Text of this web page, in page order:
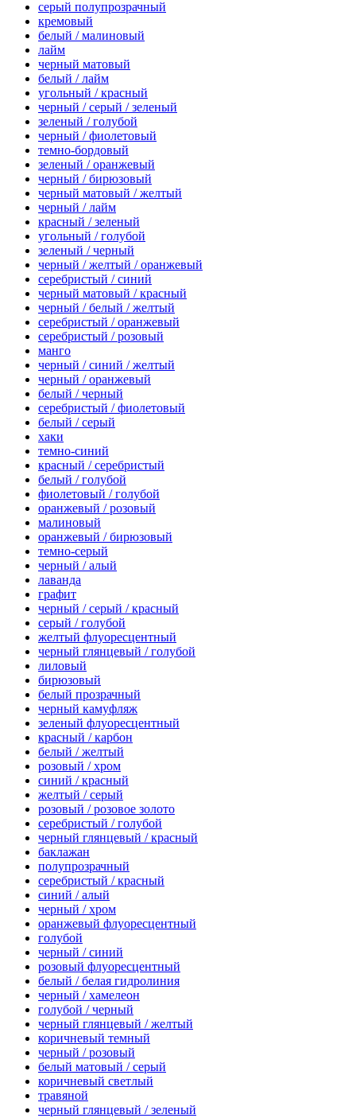
серый полупрозрачный
кремовый
белый / малиновый
лайм
черный матовый
белый / лайм
угольный / красный
черный / серый / зеленый
зеленый / голубой
черный / фиолетовый
темно-бордовый
зеленый / оранжевый
черный / бирюзовый
черный матовый / желтый
черный / лайм
красный / зеленый
угольный / голубой
зеленый / черный
черный / желтый / оранжевый
серебристый / синий
черный матовый / красный
черный / белый / желтый
серебристый / оранжевый
серебристый / розовый
манго
черный / синий / желтый
черный / оранжевый
белый / черный
серебристый / фиолетовый
белый / серый
хаки
темно-синий
красный / серебристый
белый / голубой
фиолетовый / голубой
оранжевый / розовый
малиновый
оранжевый / бирюзовый
темно-серый
черный / алый
лаванда
графит
черный / серый / красный
серый / голубой
желтый флуоресцентный
черный глянцевый / голубой
лиловый
бирюзовый
белый прозрачный
черный камуфляж
зеленый флуоресцентный
красный / карбон
белый / желтый
розовый / хром
синий / красный
желтый / серый
розовый / розовое золото
серебристый / голубой
черный глянцевый / красный
баклажан
полупрозрачный
серебристый / красный
синий / алый
черный / хром
оранжевый флуоресцентный
голубой
черный / синий
розовый флуоресцентный
белый / белая гидролиния
черный / хамелеон
голубой / черный
черный глянцевый / желтый
коричневый темный
черный / розовый
белый матовый / серый
коричневый светлый
травяной
черный глянцевый / зеленый